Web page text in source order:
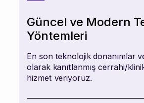
Güncel ve Modern
Yöntemleri
En son teknolojik donanımlar
olarak kanıtlanmış cerrahi/
hizmet veriyoruz.